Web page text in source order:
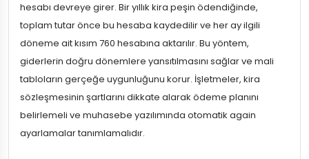
hesabı devreye girer. Bir yıllık kira peşin ödendiğinde,
toplam tutar önce bu hesaba kaydedilir ve her ay ilgili
döneme ait kısım 760 hesabına aktarılır. Bu yöntem,
giderlerin doğru dönemlere yansıtılmasını sağlar ve mali
tabloların gerçeğe uygunluğunu korur. İşletmeler, kira
sözleşmesinin şartlarını dikkate alarak ödeme planını
belirlemeli ve muhasebe yazılımında otomatik again
ayarlamalar tanımlamalıdır.